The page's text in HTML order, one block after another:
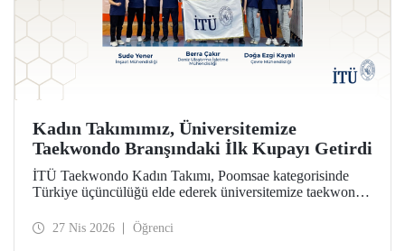
Kadın Takımımız, Üniversitemize
Taekwondo Branşındaki İlk Kupayı Getirdi
İTÜ Taekwondo Kadın Takımı, Poomsae kategorisinde
Türkiye üçüncülüğü elde ederek üniversitemize taekwondo
27 Nis 2026 Öğrenci